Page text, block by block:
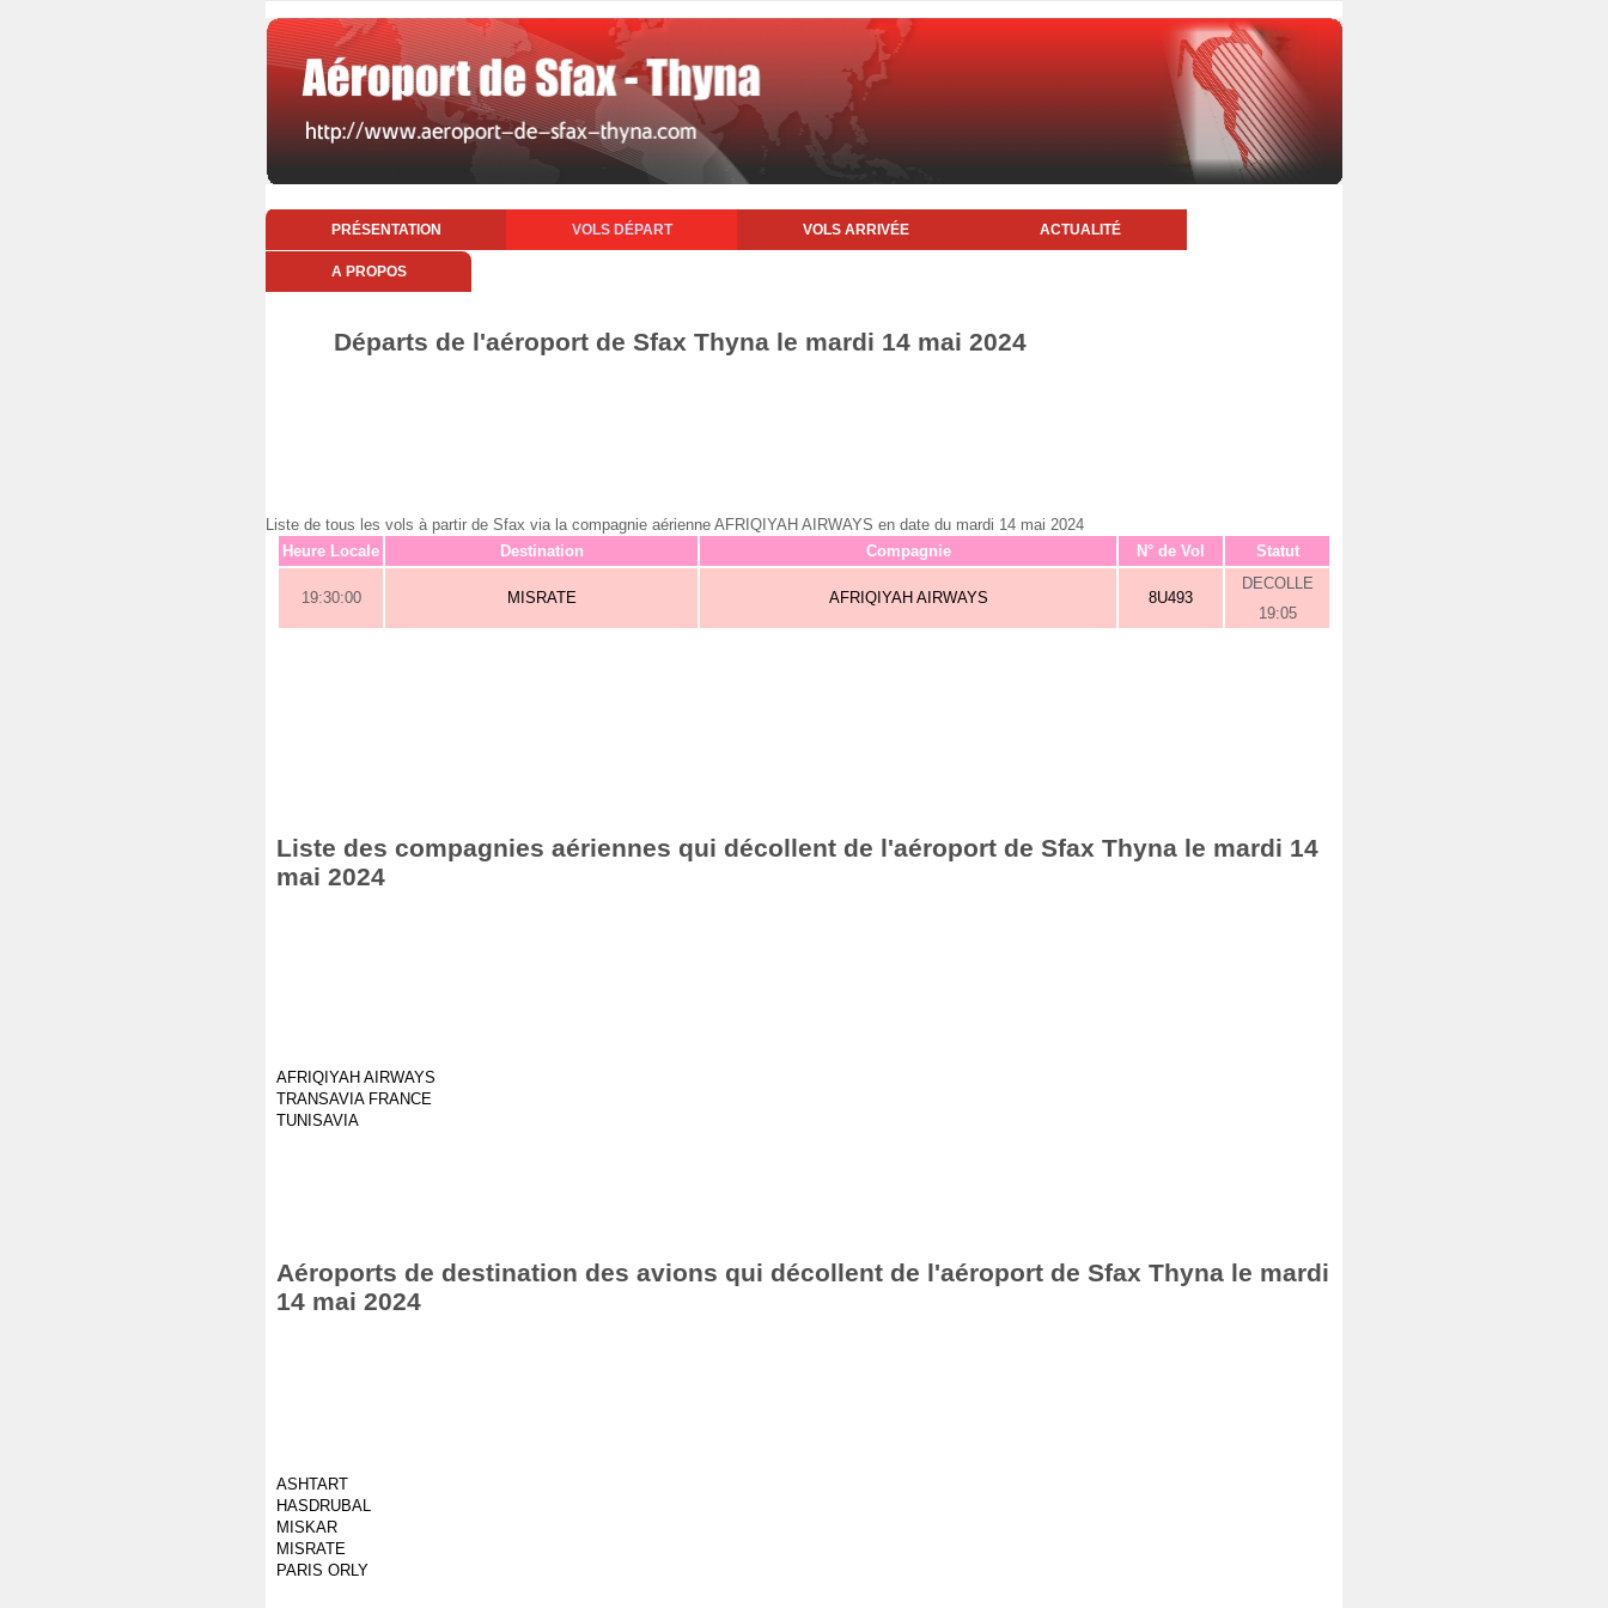
PRÉSENTATION VOLS DÉPART VOLS ARRIVÉE ACTUALITÉ
A PROPOS
Départs de l'aéroport de Sfax Thyna le mardi 14 mai 2024
Liste de tous les vols à partir de Sfax via la compagnie aérienne AFRIQIYAH AIRWAYS en date du mardi 14 mai 2024
Heure Locale
Destination Compagnie N° de Vol Statut
19:30:00 MISRATE AFRIQIYAH AIRWAYS 8U493
DECOLLE
19:05
Liste des compagnies aériennes qui décollent de l'aéroport de Sfax Thyna le mardi 14
mai 2024
AFRIQIYAH AIRWAYS
TRANSAVIA FRANCE
TUNISAVIA
Aéroports de destination des avions qui décollent de l'aéroport de Sfax Thyna le mardi
14 mai 2024
ASHTART
HASDRUBAL
MISKAR
MISRATE
PARIS ORLY